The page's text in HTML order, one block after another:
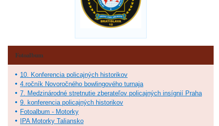
Fotoalbum
10. Konferencia policajných historikov
4.ročník Novoročného bowlingového turnaja
7. Medzinárodné stretnutie zberateľov policajných insígnií Praha
9. konferencia policajných historikov
Fotoalbum - Motorky
IPA Motorky Taliansko